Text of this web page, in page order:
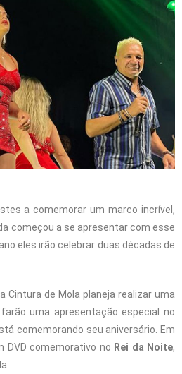
a comemorar um marco incrível,
começou a se apresentar com esse
eles irão celebrar duas décadas de
Cintura de Mola planeja realizar uma
uma apresentação especial no
comemorando seu aniversário. Em
DVD comemorativo no Rei da Noite,